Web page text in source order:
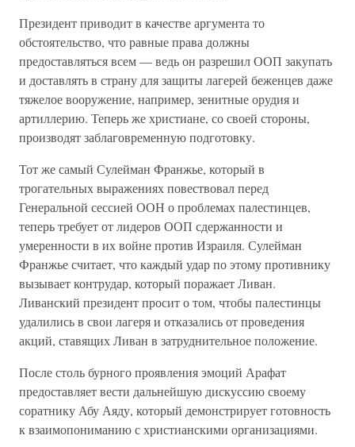
Президент приводит в качестве аргумента то
обстоятельство, что равные права должны
предоставляться всем — ведь он разрешил ООП закупать
и доставлять в страну для защиты лагерей беженцев даже
тяжелое вооружение, например, зенитные орудия и
артиллерию. Теперь же христиане, со своей стороны,
производят заблаговременную подготовку.
Тот же самый Сулейман Франжье, который в
трогательных выражениях повествовал перед
Генеральной сессией ООН о проблемах палестинцев,
теперь требует от лидеров ООП сдержанности и
умеренности в их войне против Израиля. Сулейман
Франжье считает, что каждый удар по этому противнику
вызывает контрудар, который поражает Ливан.
Ливанский президент просит о том, чтобы палестинцы
удалились в свои лагеря и отказались от проведения
акций, ставящих Ливан в затруднительное положение.
После столь бурного проявления эмоций Арафат
предоставляет вести дальнейшую дискуссию своему
соратнику Абу Аяду, который демонстрирует готовность
к взаимопониманию с христианскими организациями.